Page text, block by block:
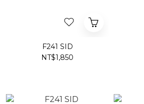
F241 SID
NT$1,850